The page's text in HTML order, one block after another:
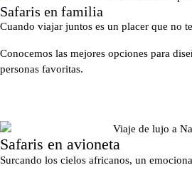
Safaris en familia
Cuando viajar juntos es un placer que no
Conocemos las mejores opciones para
personas favoritas.
Safaris en avioneta
Surcando los cielos africanos, un